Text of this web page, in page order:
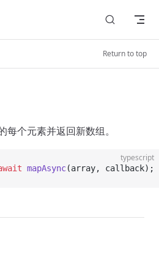
Return to top
个元素并返回新数组。
typescript
mapAsync(array, callback);